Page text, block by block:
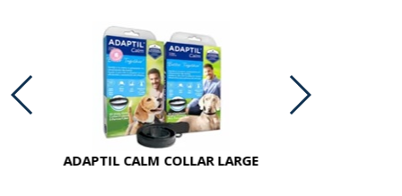
ADAPTIL CALM COLLAR LARGE